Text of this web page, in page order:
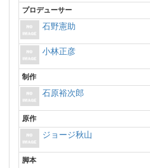
プロデューサー
石野憲助
小林正彦
制作
石原裕次郎
原作
ジョージ秋山
脚本